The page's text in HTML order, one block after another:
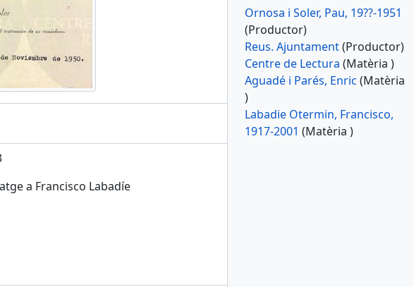
a Francisco Labadíe
Ornosa i Soler, Pau, 19??-1951
(Productor)
Reus. Ajuntament(Productor)
Centre de Lectura (Matèria )
Aguadé i Parés, Enric (Matèria
)
Labadie Otermin, Francisco,
1917-2001 (Matèria )